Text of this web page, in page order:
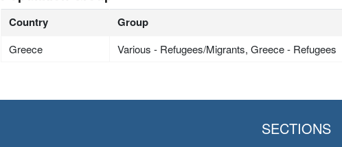
Country Group
Greece Various - Refugees/Migrants, Greece - Refugees
SECTIONS